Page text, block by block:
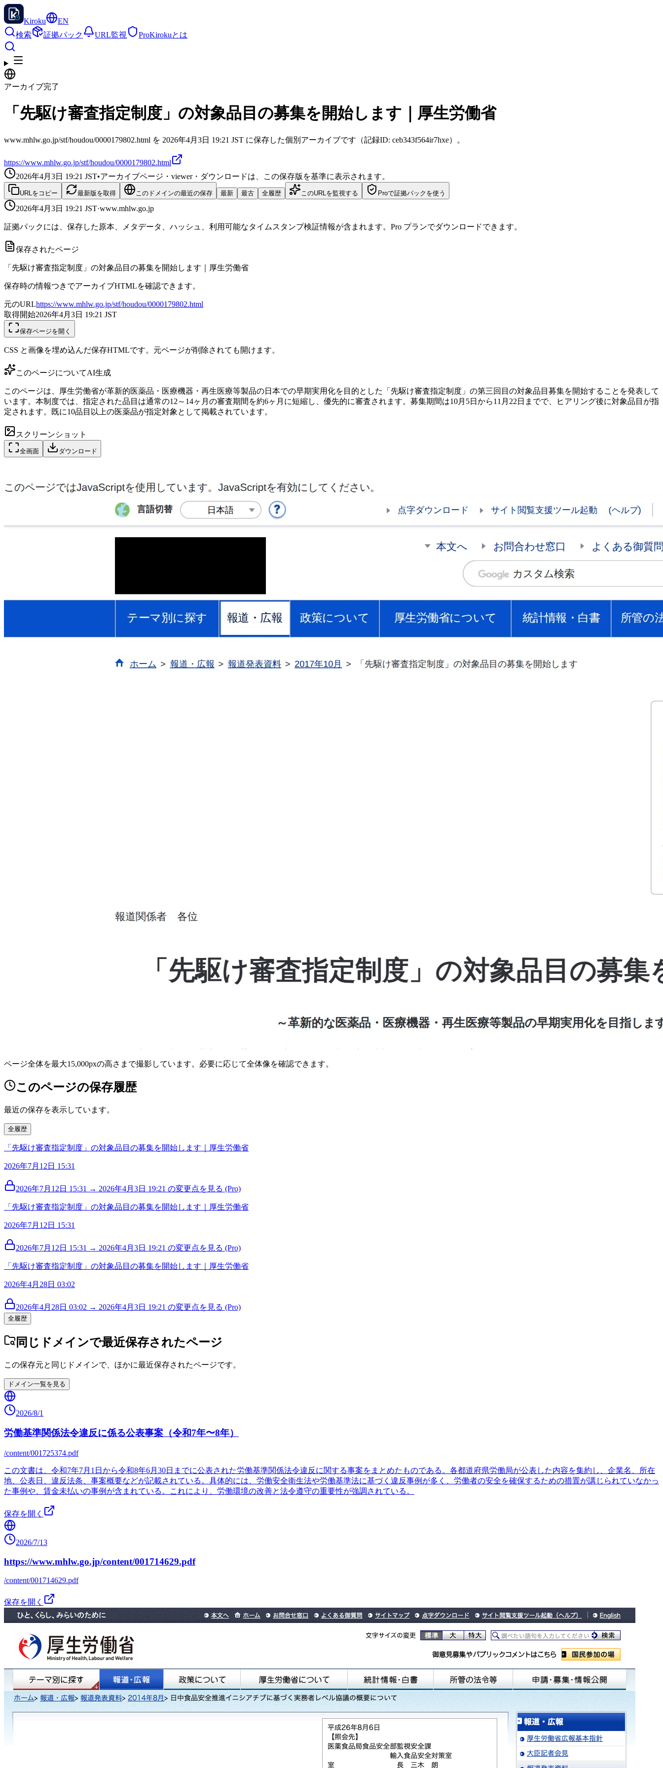
Kiroku
EN
検索
証拠パック URL監視 ProKirokuとは
アーカイブ完了
「先駆け審査指定制度」の対象品目の募集を開始します｜厚生労働省
www.mhlw.go.jp/stf/houdou/0000179802.html を 2026年4月3日 19:21 JST に保存した個別アーカイブです（記録ID: ceb343f564ir7hxe）。
https://www.mhlw.go.jp/stf/houdou/0000179802.html
2026年4月3日 19:21 JST•アーカイブページ・viewer・ダウンロードは、この保存版を基準に表示されます。
URLをコピー 最新版を取得 このドメインの最近の保存 最新 最古 全履歴 このURLを監視する Proで証拠パックを使う
2026年4月3日 19:21 JST·www.mhlw.go.jp
証拠パックには、保存した原本、メタデータ、ハッシュ、利用可能なタイムスタンプ検証情報が含まれます。Pro プランでダウンロードできます。
保存されたページ
「先駆け審査指定制度」の対象品目の募集を開始します｜厚生労働省
保存時の情報つきでアーカイブHTMLを確認できます。
元のURLhttps://www.mhlw.go.jp/stf/houdou/0000179802.html
取得開始2026年4月3日 19:21 JST
保存ページを開く
CSS と画像を埋め込んだ保存HTMLです。元ページが削除されても開けます。
このページについてAI生成
このページは、厚生労働省が革新的医薬品・医療機器・再生医療等製品の日本での早期実用化を目的とした「先駆け審査指定制度」の第三回目の対象品目募集を開始することを発表して
います。本制度では、指定された品目は通常の12～14ヶ月の審査期間を約6ヶ月に短縮し、優先的に審査されます。募集期間は10月5日から11月22日までで、ヒアリング後に対象品目が指
定されます。既に10品目以上の医薬品が指定対象として掲載されています。
スクリーンショット
全画面 ダウンロード
ページ全体を最大15,000pxの高さまで撮影しています。必要に応じて全体像を確認できます。
このページの保存履歴
最近の保存を表示しています。
全履歴
「先駆け審査指定制度」の対象品目の募集を開始します｜厚生労働省
2026年7月12日 15:31
2026年7月12日 15:31 → 2026年4月3日 19:21 の変更点を見る (Pro)
「先駆け審査指定制度」の対象品目の募集を開始します｜厚生労働省
2026年7月12日 15:31
2026年7月12日 15:31 → 2026年4月3日 19:21 の変更点を見る (Pro)
「先駆け審査指定制度」の対象品目の募集を開始します｜厚生労働省
2026年4月28日 03:02
2026年4月28日 03:02 → 2026年4月3日 19:21 の変更点を見る (Pro)
全履歴
同じドメインで最近保存されたページ
この保存元と同じドメインで、ほかに最近保存されたページです。
ドメイン一覧を見る
2026/8/1
労働基準関係法令違反に係る公表事案（令和7年〜8年）
/content/001725374.pdf
この文書は、令和7年7月1日から令和8年6月30日までに公表された労働基準関係法令違反に関する事案をまとめたものである。各都道府県労働局が公表した内容を集約し、企業名、所在
地、公表日、違反法条、事案概要などが記載されている。具体的には、労働安全衛生法や労働基準法に基づく違反事例が多く、労働者の安全を確保するための措置が講じられていなかっ
た事例や、賃金未払いの事例が含まれている。これにより、労働環境の改善と法令遵守の重要性が強調されている。
保存を開く
2026/7/13
https://www.mhlw.go.jp/content/001714629.pdf
/content/001714629.pdf
保存を開く